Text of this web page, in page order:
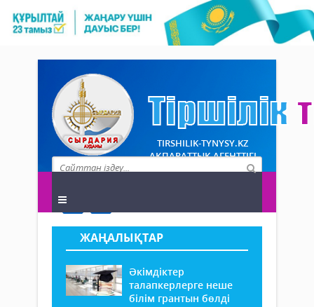
TIRSHILIK-TYNYSY.KZ
АҚПАРАТТЫҚ АГЕНТТІГІ
ЖАҢАЛЫҚТАР
Әкімдіктер
талапкерлерге неше
білім грантын бөлді